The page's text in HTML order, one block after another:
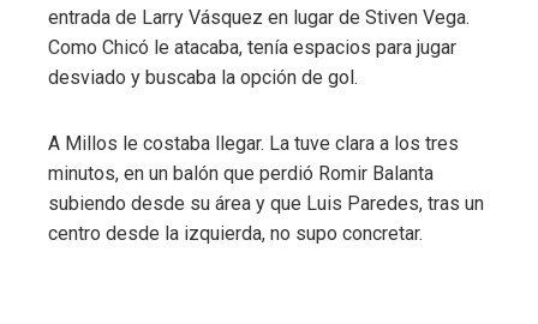
entrada de Larry Vásquez en lugar de Stiven Vega.
Como Chicó le atacaba, tenía espacios para jugar
desviado y buscaba la opción de gol.
A Millos le costaba llegar. La tuve clara a los tres
minutos, en un balón que perdió Romir Balanta
subiendo desde su área y que Luis Paredes, tras un
centro desde la izquierda, no supo concretar.